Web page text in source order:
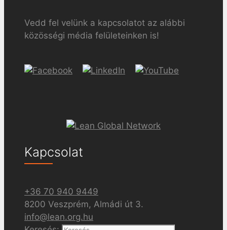
Vedd fel velünk a kapcsolatot az alábbi
közösségi média felületeinken is!
Kapcsolat
+36 70 940 9449
8200 Veszprém, Almádi út 3.
info@lean.org.hu